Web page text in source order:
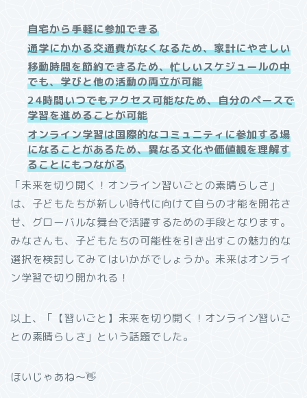
自宅から手軽に参加できる
通学にかかる交通費がなくなるため、家計にやさしい
移動時間を節約できるため、忙しいスケジュールの中
でも、学びと他の活動の両立が可能
24時間いつでもアクセス可能なため、自分のペースで
学習を進めることが可能
オンライン学習は国際的なコミュニティに参加する場
になることがあるため、異なる文化や価値観を理解す
ることにもつながる
「未来を切り開く！オンライン習いごとの素晴らしさ」
は、子どもたちが新しい時代に向けて自らの才能を開花さ
せ、グローバルな舞台で活躍するための手段となります。
みなさんも、子どもたちの可能性を引き出すこの魅力的な
選択を検討してみてはいかがでしょうか。未来はオンライ
ン学習で切り開かれる！
以上、「【習いごと】未来を切り開く！オンライン習いご
との素晴らしさ」という話題でした。
ほいじゃあね～👋